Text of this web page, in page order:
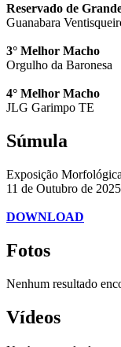
Reservado de
Guanabara
3° Melhor Macho
Orgulho da Baronesa
4° Melhor Macho
JLG Garimpo TE
Súmula
Exposição
11 de Outubro de 2025
DOWNLOAD
Fotos
Nenhum resultado
Vídeos